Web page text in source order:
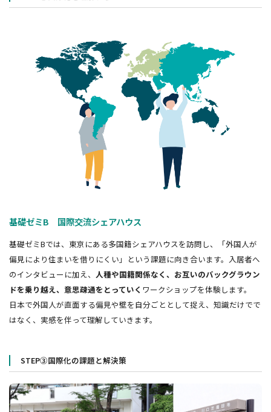
基礎ゼミB 国際交流シェアハウス
基礎ゼミBでは、東京にある多国籍シェアハウスを訪問し、「外国人が
偏見により住まいを借りにくい」という課題に向き合います。入居者へ
のインタビューに加え、 人種や国籍関係なく、 お互いのバックグラウン
ドを乗り越え、意思疎通をとっていく ワークショップを体験します。
日本で外国人が直面する偏見や壁を自分ごととして捉え、知識だけでで
はなく、実感を伴って理解していきます。
STEP③国際化の課題と解決策